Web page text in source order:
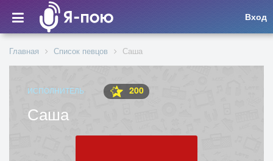
Вход
Главная Список певцов Саша
ИСПОЛНИТЕЛЬ 200
Саша